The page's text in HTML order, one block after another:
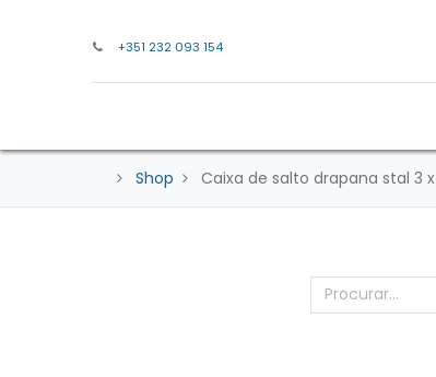
+351 232 093 154
Shop Caixa de salto drapana stal 3 x